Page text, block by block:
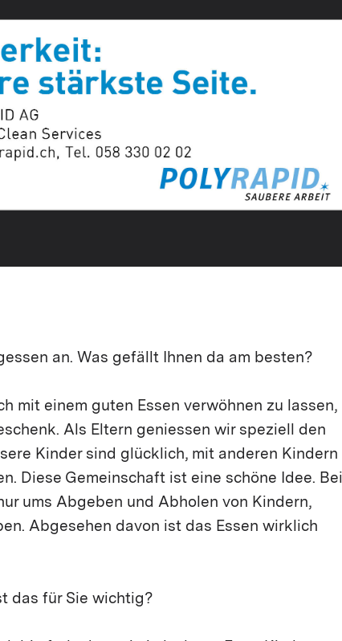
an. Was gefällt Ihnen da am besten?
mit einem guten Essen verwöhnen zu lassen,
Als Eltern geniessen wir speziell den
Kinder sind glücklich, mit anderen Kindern
Diese Gemeinschaft ist eine schöne Idee. Bei
ums Abgeben und Abholen von Kindern,
Abgesehen davon ist das Essen wirklich
das für Sie wichtig?